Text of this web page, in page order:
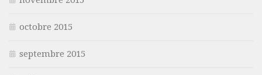
octobre 2015
septembre 2015